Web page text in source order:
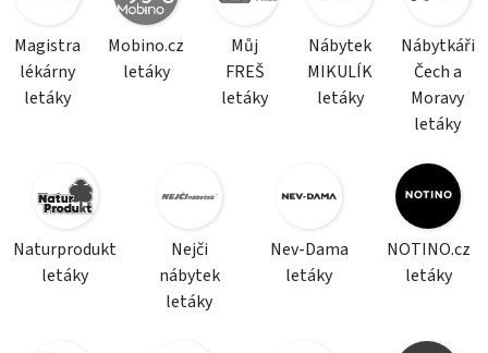
Magistra
lékárny
letáky
Mobino.cz
letáky
Můj
FREŠ
letáky
Nábytek
MIKULÍK
letáky
Nábytkáři
Čech a
Moravy
letáky
Naturprodukt
letáky
Nejči
nábytek
letáky
Nev-Dama
letáky
NOTINO.cz
letáky